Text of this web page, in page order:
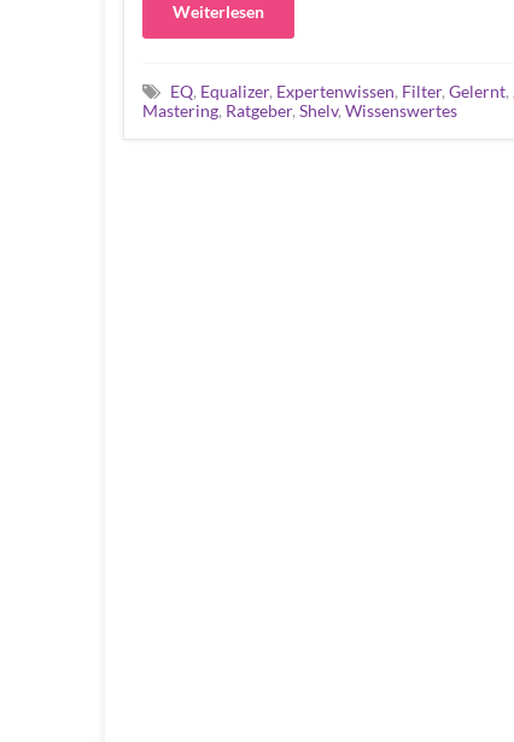
Weiterlesen
EQ, Equalizer, Expertenwissen, Filter, Gelernt,
Mastering, Ratgeber, Shelv, Wissenswertes